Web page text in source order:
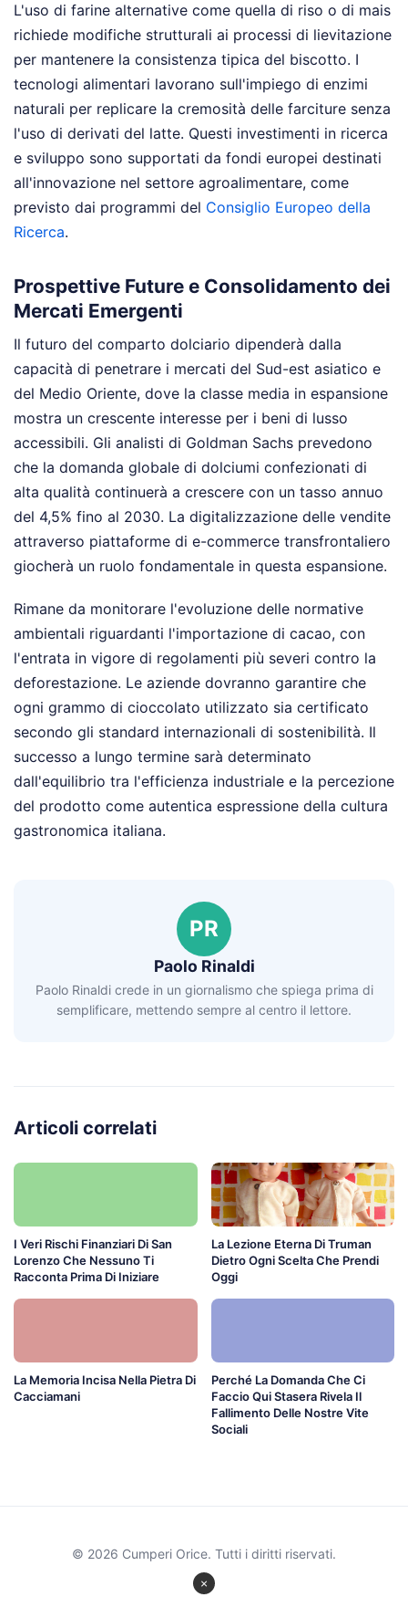
L'uso di farine alternative come quella di riso o di mais
richiede modifiche strutturali ai processi di lievitazione
per mantenere la consistenza tipica del biscotto. I
tecnologi alimentari lavorano sull'impiego di enzimi
naturali per replicare la cremosità delle farciture senza
l'uso di derivati del latte. Questi investimenti in ricerca
e sviluppo sono supportati da fondi europei destinati
all'innovazione nel settore agroalimentare, come
previsto dai programmi del Consiglio Europeo della
Ricerca.
Prospettive Future e Consolidamento dei
Mercati Emergenti
Il futuro del comparto dolciario dipenderà dalla
capacità di penetrare i mercati del Sud-est asiatico e
del Medio Oriente, dove la classe media in espansione
mostra un crescente interesse per i beni di lusso
accessibili. Gli analisti di Goldman Sachs prevedono
che la domanda globale di dolciumi confezionati di
alta qualità continuerà a crescere con un tasso annuo
del 4,5% fino al 2030. La digitalizzazione delle vendite
attraverso piattaforme di e-commerce transfrontaliero
giocherà un ruolo fondamentale in questa espansione.
Rimane da monitorare l'evoluzione delle normative
ambientali riguardanti l'importazione di cacao, con
l'entrata in vigore di regolamenti più severi contro la
deforestazione. Le aziende dovranno garantire che
ogni grammo di cioccolato utilizzato sia certificato
secondo gli standard internazionali di sostenibilità. Il
successo a lungo termine sarà determinato
dall'equilibrio tra l'efficienza industriale e la percezione
del prodotto come autentica espressione della cultura
gastronomica italiana.
PR
Paolo Rinaldi
Paolo Rinaldi crede in un giornalismo che spiega prima di
semplificare, mettendo sempre al centro il lettore.
Articoli correlati
I Veri Rischi Finanziari Di San
Lorenzo Che Nessuno Ti
Racconta Prima Di Iniziare
La Lezione Eterna Di Truman
Dietro Ogni Scelta Che Prendi
Oggi
La Memoria Incisa Nella Pietra Di
Cacciamani
Perché La Domanda Che Ci
Faccio Qui Stasera Rivela Il
Fallimento Delle Nostre Vite
Sociali
×
© 2026 Cumperi Orice. Tutti i diritti riservati.